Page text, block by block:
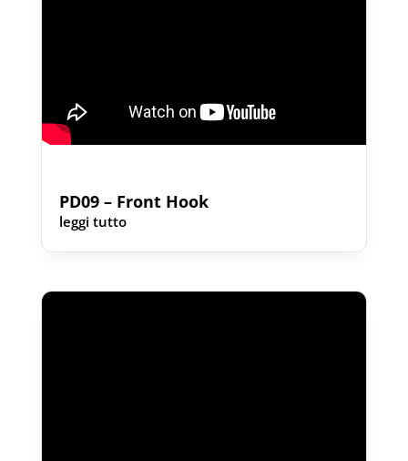
PD09 – Front Hook
leggi tutto